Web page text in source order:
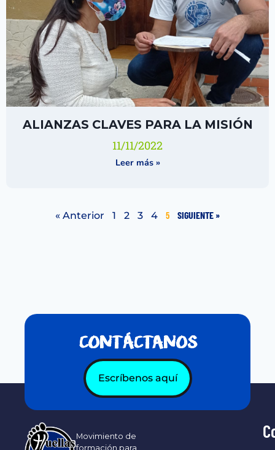
ALIANZAS CLAVES PARA LA MISIÓN
11/11/2022
Leer más »
« Anterior 1 2 3 4 5 SIGUIENTE »
CONTÁCTANOS
Escríbenos aquí
Movimiento de
formación para